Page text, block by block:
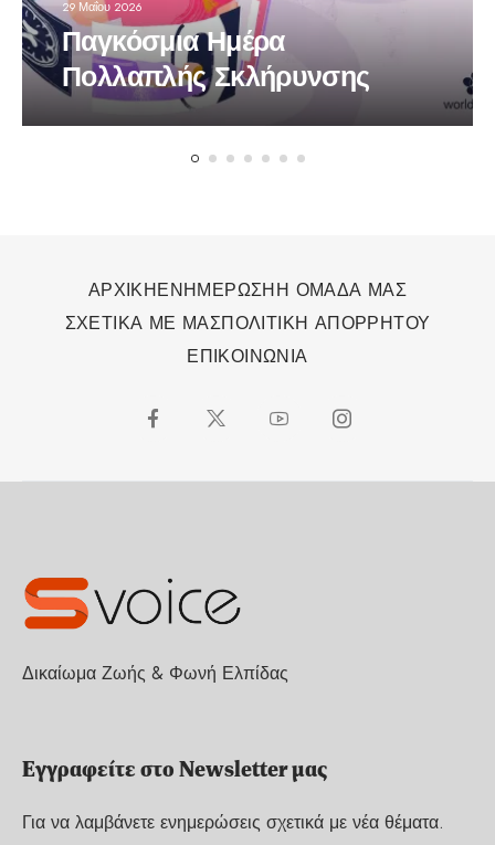
29 Μαΐου 2026
Παγκόσμια Ημέρα
Πολλαπλής Σκλήρυνσης
ΑΡΧΙΚΗΕΝΗΜΕΡΩΣΗΗ ΟΜΑΔΑ ΜΑΣ
ΣΧΕΤΙΚΑ ΜΕ ΜΑΣΠΟΛΙΤΙΚΗ ΑΠΟΡΡΗΤΟΥ
ΕΠΙΚΟΙΝΩΝΙΑ
Δικαίωμα Ζωής & Φωνή Ελπίδας
Εγγραφείτε στο Newsletter μας
Για να λαμβάνετε ενημερώσεις σχετικά με νέα θέματα.